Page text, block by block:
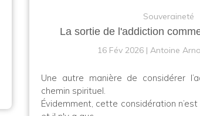
Souveraineté
La sortie de l'addiction
16 Fév 2026 Antoine
Une autre manière de considérer
chemin spirituel.
Évidemment, cette considération